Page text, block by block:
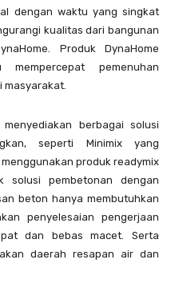
dengan waktu yang singkat
kualitas dari bangunan
Produk DynaHome
pemenuhan
masyarakat.
berbagai solusi
seperti Minimix yang
produk readymix
solusi pembetonan dengan
beton hanya membutuhkan
penyelesaian pengerjaan
dan bebas macet. Serta
daerah resapan air dan